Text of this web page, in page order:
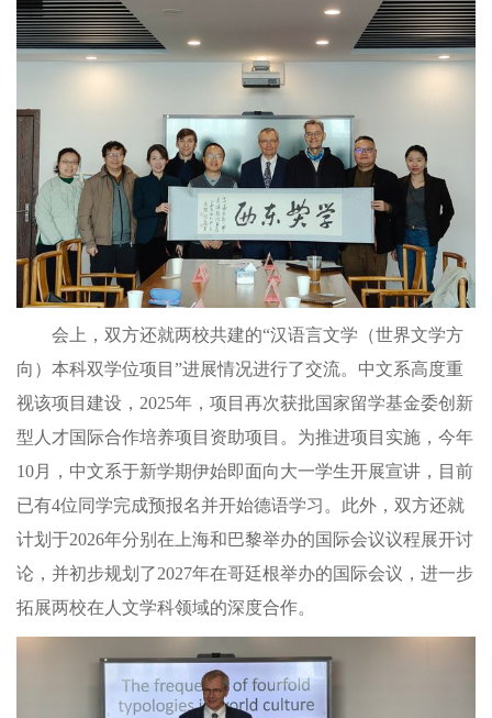
会上，双方还就两校共建的“汉语言文学（世界文学方
向）本科双学位项目”进展情况进行了交流。中文系高度重
视该项目建设，2025年，项目再次获批国家留学基金委创新
型人才国际合作培养项目资助项目。为推进项目实施，今年
10月，中文系于新学期伊始即面向大一学生开展宣讲，目前
已有4位同学完成预报名并开始德语学习。此外，双方还就
计划于2026年分别在上海和巴黎举办的国际会议议程展开讨
论，并初步规划了2027年在哥廷根举办的国际会议，进一步
拓展两校在人文学科领域的深度合作。